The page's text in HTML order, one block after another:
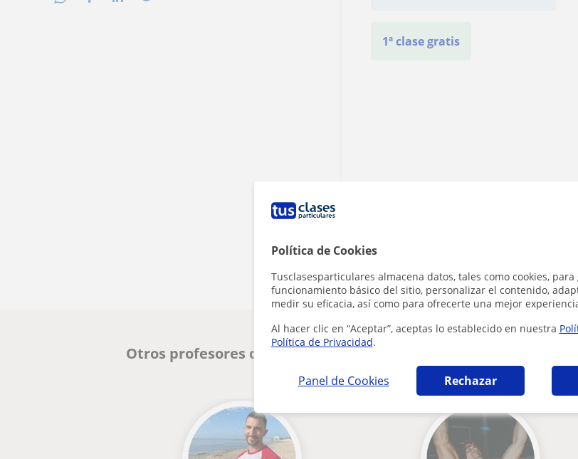
Política de Cookies
Tusclasesparticulares almacena datos, tales como cookies,
funcionamiento básico del sitio, personalizar el contenido,
medir su eficacia, así como para ofrecerte una mejor
Al hacer clic en “Aceptar”, aceptas lo establecido en nuestra
Política de Privacidad.
Panel de Cookies Rechazar
1ª clase gratis
¿Hay algún error en este perfil?
Otros profesores de Entrenador personal en Vilanova del